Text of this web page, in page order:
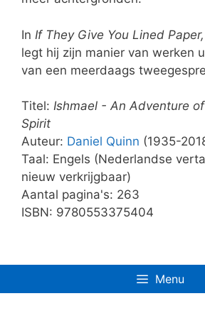
In If They Give You Lined
legt hij zijn manier van werken
van een meerdaags
Titel: Ishmael - An Adventure
Spirit
Auteur: Daniel Quinn (1935-
Taal: Engels (Nederlandse
nieuw verkrijgbaar)
Aantal pagina's: 263
ISBN: 9780553375404
Menu